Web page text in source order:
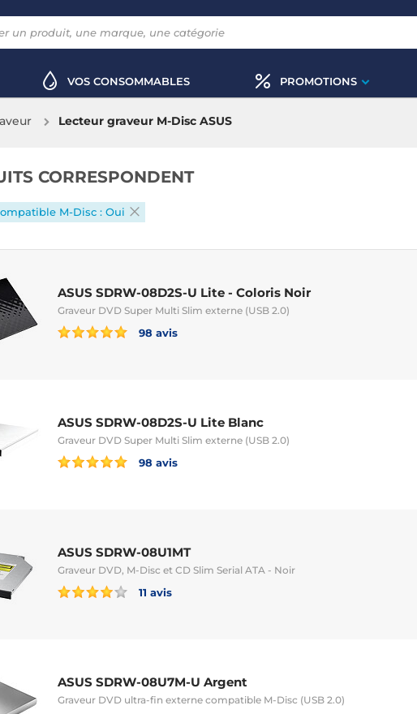
VOS CONSOMMABLES PROMOTIONS
Lecteur graveur M-Disc ASUS
CORRESPONDENT
M-Disc : Oui
ASUS SDRW-08D2S-U Lite - Coloris Noir
Graveur DVD Super Multi Slim externe (USB 2.0)
98 avis
ASUS SDRW-08D2S-U Lite Blanc
Graveur DVD Super Multi Slim externe (USB 2.0)
98 avis
ASUS SDRW-08U1MT
Graveur DVD, M-Disc et CD Slim Serial ATA - Noir
11 avis
ASUS SDRW-08U7M-U Argent
Graveur DVD ultra-fin externe compatible M-Disc (USB 2.0)